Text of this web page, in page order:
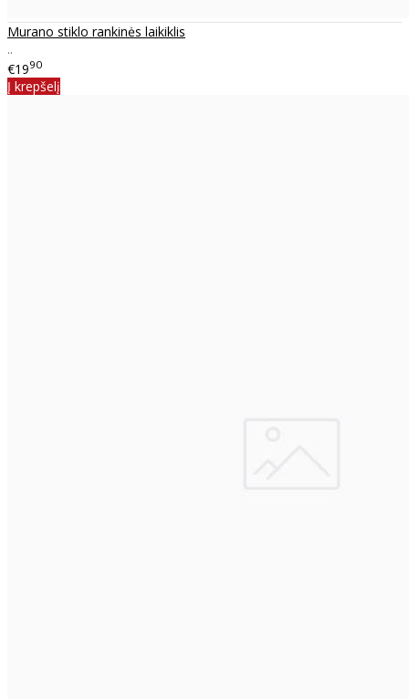
Murano stiklo rankinės laikiklis
..
€1990
Į krepšelį